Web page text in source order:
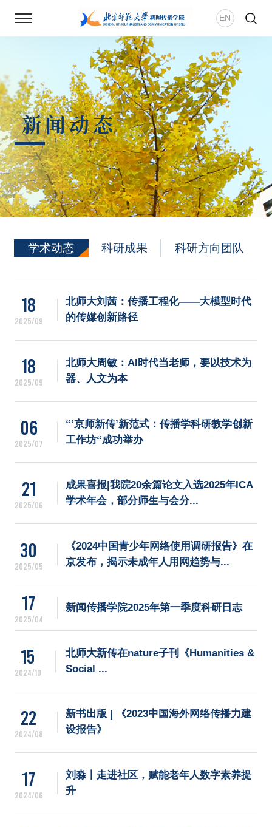
新闻动态
学院概况
师资团队
新传风华
人才培养
招生就业
党团学工
EN
新闻动态
学术动态 科研成果 科研方向团队
18
2025/09
北师大刘茜：传播工程化——大模型时代
的传媒创新路径
18
2025/09
北师大周敏：AI时代当老师，要以技术为
器、人文为本
06
2025/07
“‘京师新传’新范式：传播学科研教学创新
工作坊“成功举办
21
2025/06
成果喜报|我院20余篇论文入选2025年ICA
学术年会，部分师生与会分...
30
2025/05
《2024中国青少年网络使用调研报告》在
京发布，揭示未成年人用网趋势与...
17
2025/04
新闻传播学院2025年第一季度科研日志
15
2024/10
北师大新传在nature子刊《Humanities &
Social ...
22
2024/08
新书出版 | 《2023中国海外网络传播力建
设报告》
17
2024/06
刘淼丨走进社区，赋能老年人数字素养提
升